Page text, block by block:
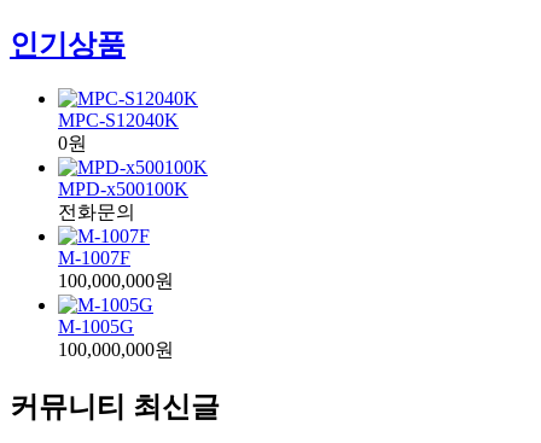
인기상품
MPC-S12040K
0원
MPD-x500100K
전화문의
M-1007F
100,000,000원
M-1005G
100,000,000원
커뮤니티 최신글